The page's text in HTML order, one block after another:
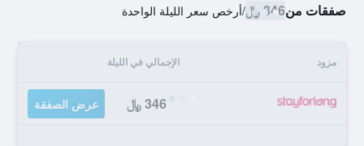
صفقات من346 ﷼ /أرخص سعر الليلة الواحدة
مزود الإجمالي في الليلة
346 ﷼ عرض الصفقة